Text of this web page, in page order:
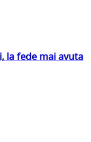
la fede mai avuta